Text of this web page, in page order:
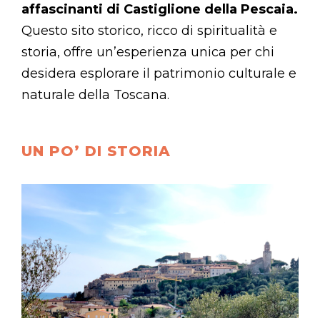
affascinanti di Castiglione della Pescaia.
Questo sito storico, ricco di spiritualità e
storia, offre un’esperienza unica per chi
desidera esplorare il patrimonio culturale e
naturale della Toscana.
UN PO’ DI STORIA